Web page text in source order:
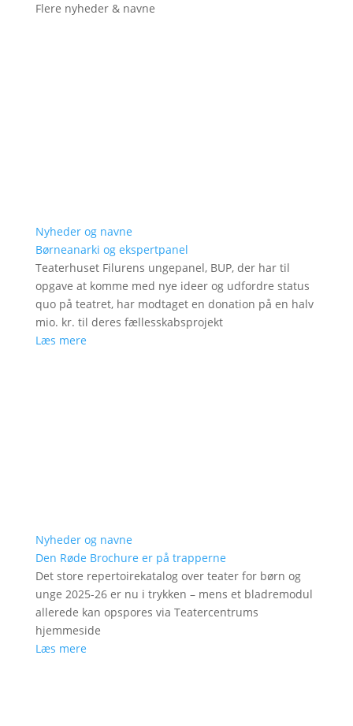
Flere nyheder & navne
Nyheder og navne
Børneanarki og ekspertpanel
Teaterhuset Filurens ungepanel, BUP, der har til
opgave at komme med nye ideer og udfordre status
quo på teatret, har modtaget en donation på en halv
mio. kr. til deres fællesskabsprojekt
Læs mere
Nyheder og navne
Den Røde Brochure er på trapperne
Det store repertoirekatalog over teater for børn og
unge 2025-26 er nu i trykken – mens et bladremodul
allerede kan opspores via Teatercentrums
hjemmeside
Læs mere